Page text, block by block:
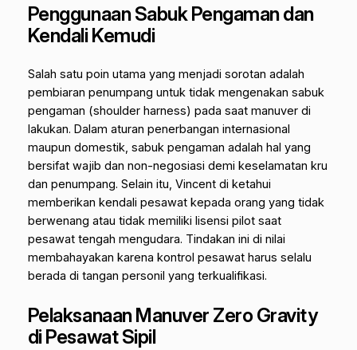
Penggunaan Sabuk Pengaman dan
Kendali Kemudi
Salah satu poin utama yang menjadi sorotan adalah
pembiaran penumpang untuk tidak mengenakan sabuk
pengaman (shoulder harness) pada saat manuver di
lakukan. Dalam aturan penerbangan internasional
maupun domestik, sabuk pengaman adalah hal yang
bersifat wajib dan non-negosiasi demi keselamatan kru
dan penumpang. Selain itu, Vincent di ketahui
memberikan kendali pesawat kepada orang yang tidak
berwenang atau tidak memiliki lisensi pilot saat
pesawat tengah mengudara. Tindakan ini di nilai
membahayakan karena kontrol pesawat harus selalu
berada di tangan personil yang terkualifikasi.
Pelaksanaan Manuver Zero Gravity
di Pesawat Sipil